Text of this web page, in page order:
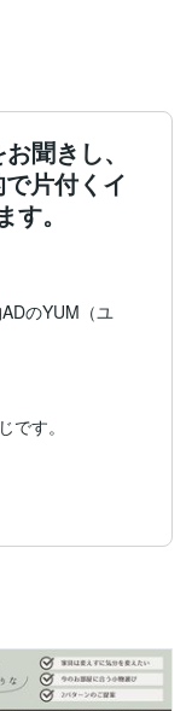
聞きし、
片付くイ
。
のYUM（ユ
です。
置く？
ないことばかり